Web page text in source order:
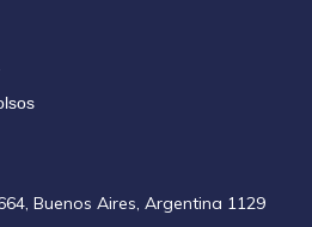
Buenos Aires, Argentina 1129